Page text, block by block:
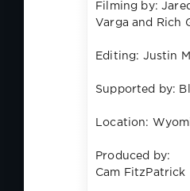
Filming by:
Varga and Rich
Editing: Justin
Supported by:
Location:
Produced by:
Cam FitzPatrick